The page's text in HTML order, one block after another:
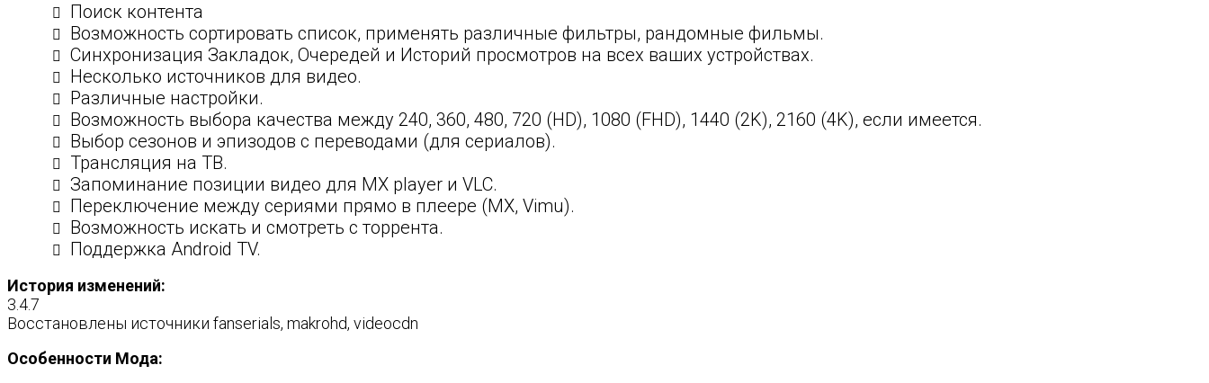
Поиск контента
Возможность сортировать список, применять различные фильтры, рандомные фильмы.
Синхронизация Закладок, Очередей и Историй просмотров на всех ваших устройствах.
Несколько источников для видео.
Различные настройки.
Возможность выбора качества между 240, 360, 480, 720 (HD), 1080 (FHD), 1440 (2K), 2160 (4K), если имеется.
Выбор сезонов и эпизодов с переводами (для сериалов).
Трансляция на ТВ.
Запоминание позиции видео для MX player и VLC.
Переключение между сериями прямо в плеере (MX, Vimu).
Возможность искать и смотреть с торрента.
Поддержка Android TV.
История изменений:
3.4.7
Восстановлены источники fanserials, makrohd, videocdn
Особенности Мода: